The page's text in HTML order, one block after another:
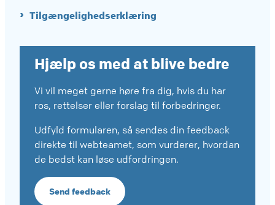
Tilgængelighedserklæring
Hjælp os med at blive bedre
Vi vil meget gerne høre fra dig, hvis du har
ros, rettelser eller forslag til forbedringer.
Udfyld formularen, så sendes din feedback
direkte til webteamet, som vurderer, hvordan
de bedst kan løse udfordringen.
Send feedback